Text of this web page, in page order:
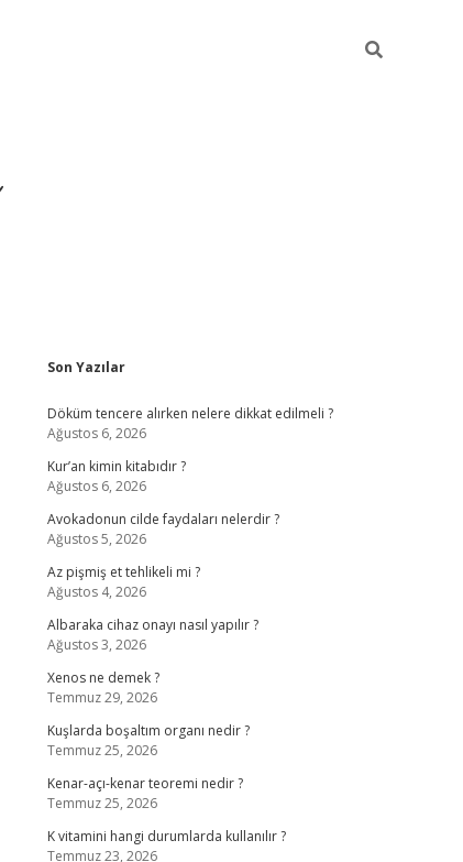
Sidebar
Son Yazılar
Döküm tencere alırken nelere dikkat edilmeli ?
Ağustos 6, 2026
Kur’an kimin kitabıdır ?
Ağustos 6, 2026
Avokadonun cilde faydaları nelerdir ?
Ağustos 5, 2026
Az pişmiş et tehlikeli mi ?
Ağustos 4, 2026
Albaraka cihaz onayı nasıl yapılır ?
Ağustos 3, 2026
Xenos ne demek ?
Temmuz 29, 2026
Kuşlarda boşaltım organı nedir ?
Temmuz 25, 2026
Kenar-açı-kenar teoremi nedir ?
Temmuz 25, 2026
K vitamini hangi durumlarda kullanılır ?
Temmuz 23, 2026